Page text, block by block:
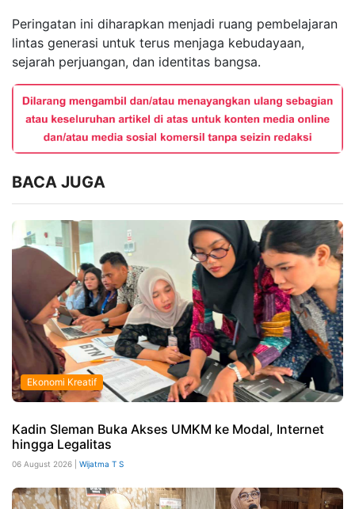
Peringatan ini diharapkan menjadi ruang pembelajaran
lintas generasi untuk terus menjaga kebudayaan,
sejarah perjuangan, dan identitas bangsa.
BACA JUGA
Ekonomi Kreatif
Kadin Sleman Buka Akses UMKM ke Modal, Internet
hingga Legalitas
06 August 2026 | Wijatma T S